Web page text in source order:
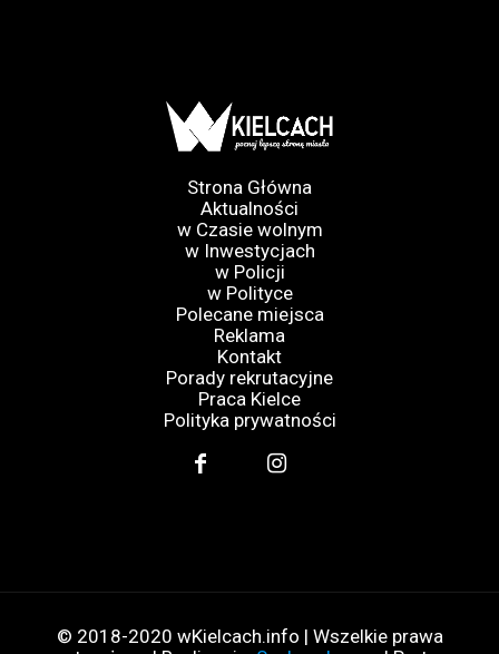
Strona Główna
Aktualności
w Czasie wolnym
w Inwestycjach
w Policji
w Polityce
Polecane miejsca
Reklama
Kontakt
Porady rekrutacyjne
Praca Kielce
Polityka prywatności
© 2018-2020 wKielcach.info | Wszelkie prawa